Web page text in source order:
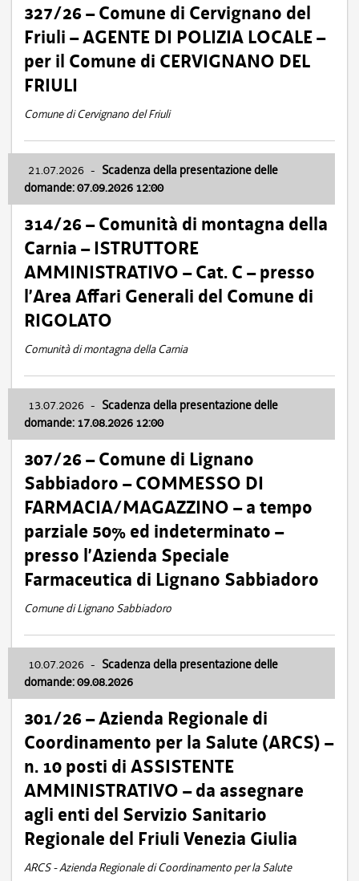
327/26 – Comune di Cervignano del
Friuli – AGENTE DI POLIZIA LOCALE –
per il Comune di CERVIGNANO DEL
FRIULI
Comune di Cervignano del Friuli
21.07.2026 - Scadenza della presentazione delle
domande: 07.09.2026 12:00
314/26 – Comunità di montagna della
Carnia – ISTRUTTORE
AMMINISTRATIVO – Cat. C – presso
l’Area Affari Generali del Comune di
RIGOLATO
Comunità di montagna della Carnia
13.07.2026 - Scadenza della presentazione delle
domande: 17.08.2026 12:00
307/26 – Comune di Lignano
Sabbiadoro – COMMESSO DI
FARMACIA/MAGAZZINO – a tempo
parziale 50% ed indeterminato –
presso l’Azienda Speciale
Farmaceutica di Lignano Sabbiadoro
Comune di Lignano Sabbiadoro
10.07.2026 - Scadenza della presentazione delle
domande: 09.08.2026
301/26 – Azienda Regionale di
Coordinamento per la Salute (ARCS) –
n. 10 posti di ASSISTENTE
AMMINISTRATIVO – da assegnare
agli enti del Servizio Sanitario
Regionale del Friuli Venezia Giulia
ARCS - Azienda Regionale di Coordinamento per la Salute